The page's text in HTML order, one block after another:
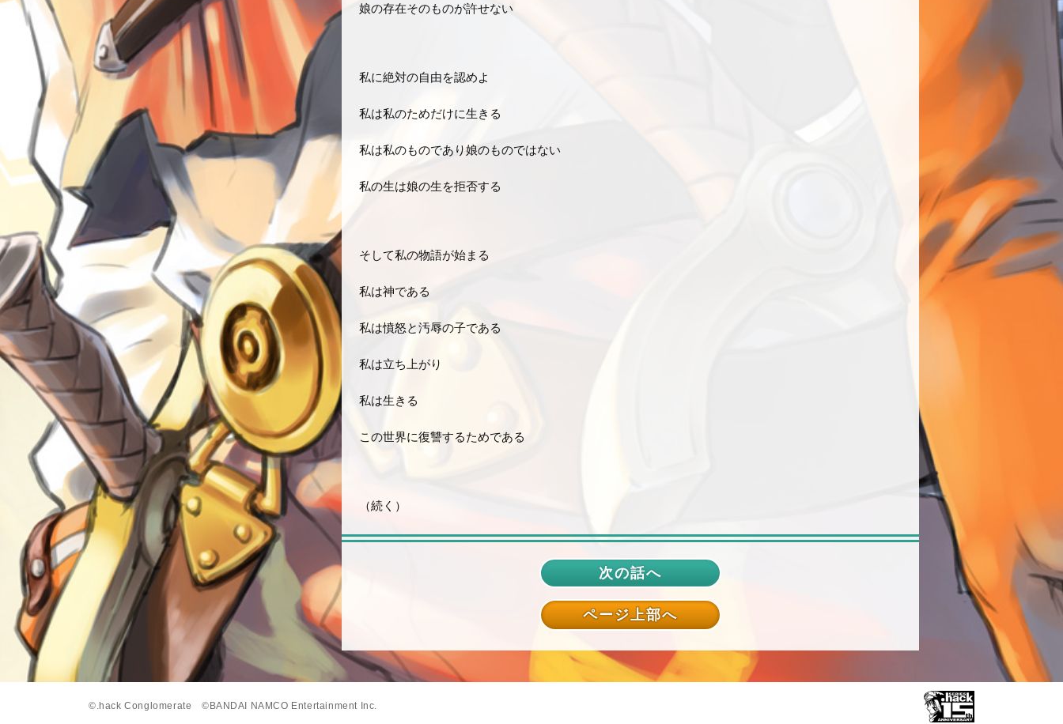
娘の存在そのものが許せない
私に絶対の自由を認めよ
私は私のためだけに生きる
私は私のものであり娘のものではない
私の生は娘の生を拒否する
そして私の物語が始まる
私は神である
私は憤怒と汚辱の子である
私は立ち上がり
私は生きる
この世界に復讐するためである
（続く）
次の話へ
ページ上部へ
©.hack Conglomerate ©BANDAI NAMCO Entertainment Inc.